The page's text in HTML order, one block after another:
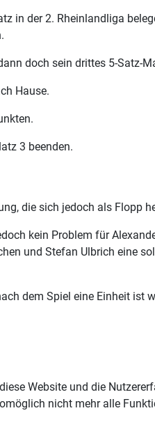
in der 2. Rheinlandliga
doch sein drittes 5-Satz-
Hause.
3 beenden.
die sich jedoch als Flopp
kein Problem für
und Stefan Ulbrich eine
dem Spiel eine Einheit ist
Website und die
nicht mehr alle